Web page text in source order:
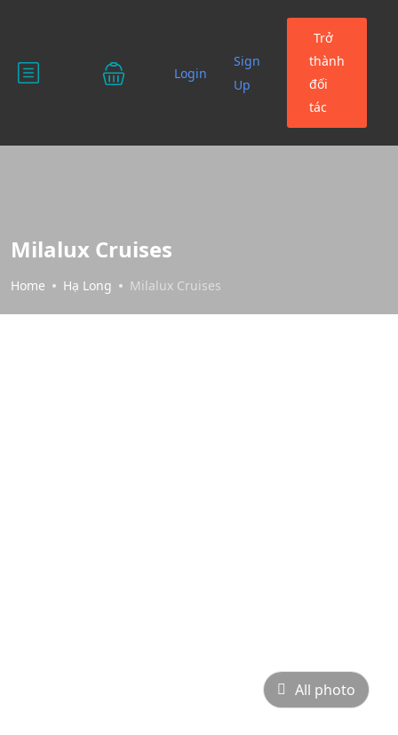
Login
Sign
Up
Trở
thành
đối
tác
Milalux Cruises
Home Hạ Long Milalux Cruises
All photo